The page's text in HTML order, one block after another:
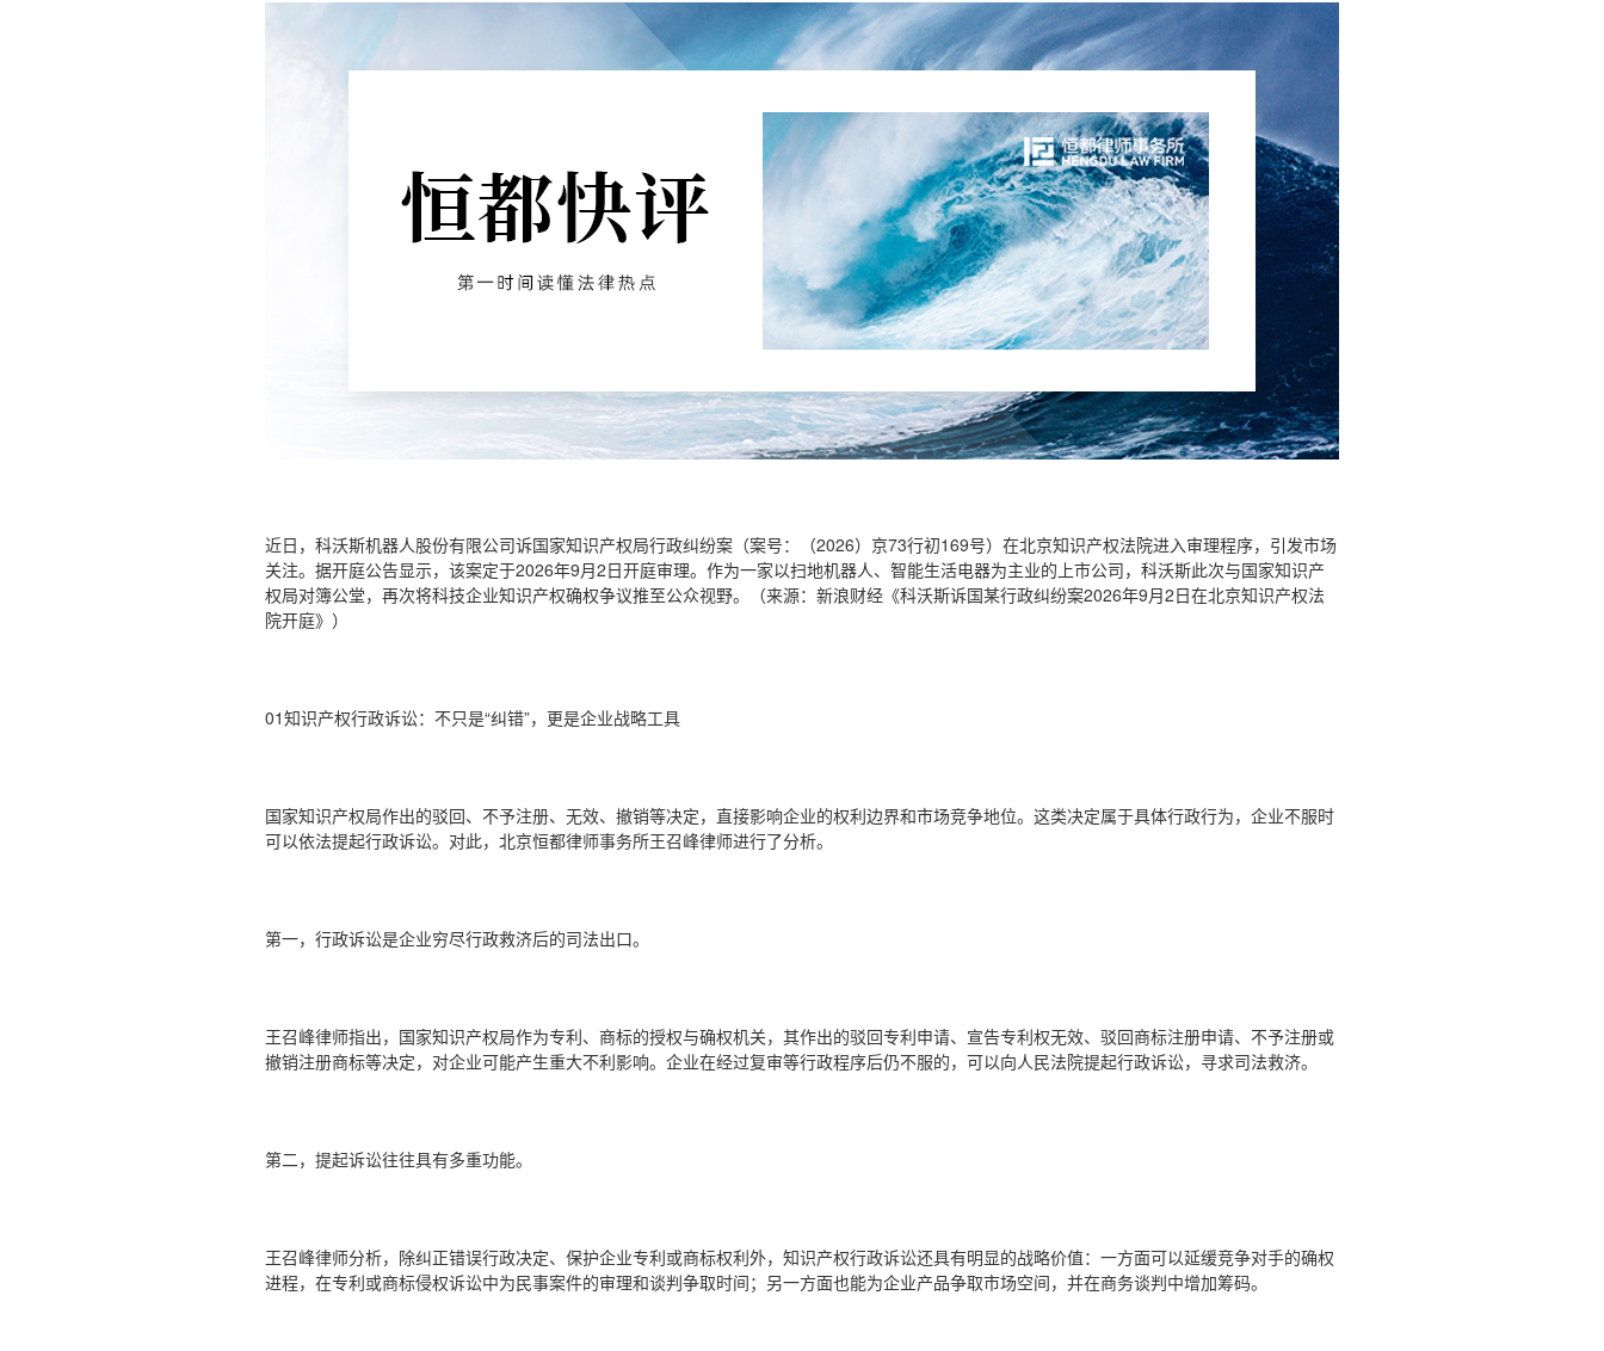
近日，科沃斯机器人股份有限公司诉国家知识产权局行政纠纷案（案号：（2026）京73行初169号）在北京知识产权法院进入审理程序，引发市场
关注。据开庭公告显示，该案定于2026年9月2日开庭审理。作为一家以扫地机器人、智能生活电器为主业的上市公司，科沃斯此次与国家知识产
权局对簿公堂，再次将科技企业知识产权确权争议推至公众视野。（来源：新浪财经《科沃斯诉国某行政纠纷案2026年9月2日在北京知识产权法
院开庭》）
01知识产权行政诉讼：不只是“纠错”，更是企业战略工具
国家知识产权局作出的驳回、不予注册、无效、撤销等决定，直接影响企业的权利边界和市场竞争地位。这类决定属于具体行政行为，企业不服时
可以依法提起行政诉讼。对此，北京恒都律师事务所王召峰律师进行了分析。
第一，行政诉讼是企业穷尽行政救济后的司法出口。
王召峰律师指出，国家知识产权局作为专利、商标的授权与确权机关，其作出的驳回专利申请、宣告专利权无效、驳回商标注册申请、不予注册或
撤销注册商标等决定，对企业可能产生重大不利影响。企业在经过复审等行政程序后仍不服的，可以向人民法院提起行政诉讼，寻求司法救济。
第二，提起诉讼往往具有多重功能。
王召峰律师分析，除纠正错误行政决定、保护企业专利或商标权利外，知识产权行政诉讼还具有明显的战略价值：一方面可以延缓竞争对手的确权
进程，在专利或商标侵权诉讼中为民事案件的审理和谈判争取时间；另一方面也能为企业产品争取市场空间，并在商务谈判中增加筹码。